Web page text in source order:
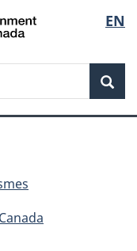
de
la
EN